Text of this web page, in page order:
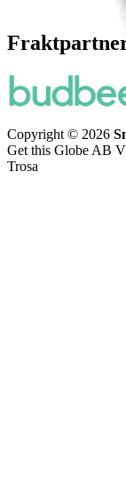
Copyright © 2026
Get this Globe AB
Trosa